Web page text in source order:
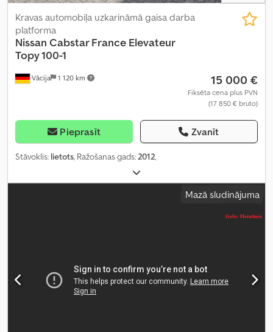
Vācija 1 120 km
Kravas automobiļa uzkarināmā gaisa darba
platforma
Nissan Cabstar France Elevateur
Topy 100-1
15 000 €
Fiksēta cena plus PVN
(17 850 € bruto)
Pieprasīt Zvanīt
Stāvoklis: lietots, Ražošanas gads:2012,
Mazā sludinājuma